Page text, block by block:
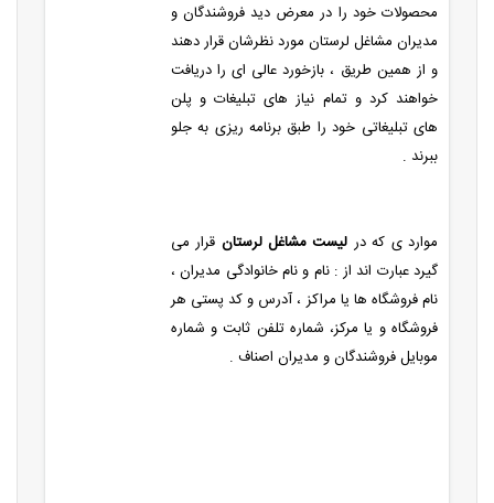
محصولات خود را در معرض دید فروشندگان و
مدیران مشاغل لرستان مورد نظرشان قرار دهند
و از همین طریق ، بازخورد عالی ای را دریافت
خواهند کرد و تمام نیاز های تبلیغات و پلن
های تبلیغاتی خود را طبق برنامه ریزی به جلو
ببرند .
موارد ی که در لیست مشاغل لرستان قرار می
گیرد عبارت اند از : نام و نام خانوادگی مدیران ،
نام فروشگاه ها یا مراکز ، آدرس و کد پستی هر
فروشگاه و یا مرکز، شماره تلفن ثابت و شماره
موبایل فروشندگان و مدیران اصناف .